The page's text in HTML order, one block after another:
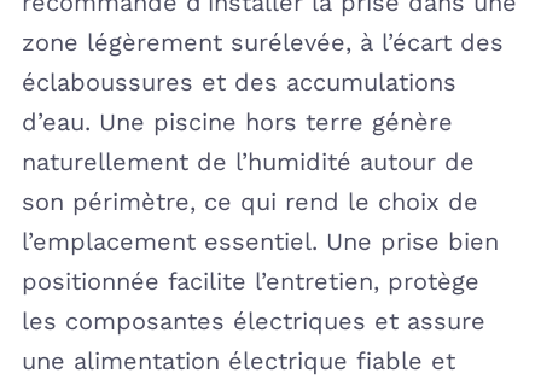
zone légèrement surélevée, à l’écart des
éclaboussures et des accumulations
d’eau. Une piscine hors terre génère
naturellement de l’humidité autour de
son périmètre, ce qui rend le choix de
l’emplacement essentiel. Une prise bien
positionnée facilite l’entretien, protège
les composantes électriques et assure
une alimentation électrique fiable et